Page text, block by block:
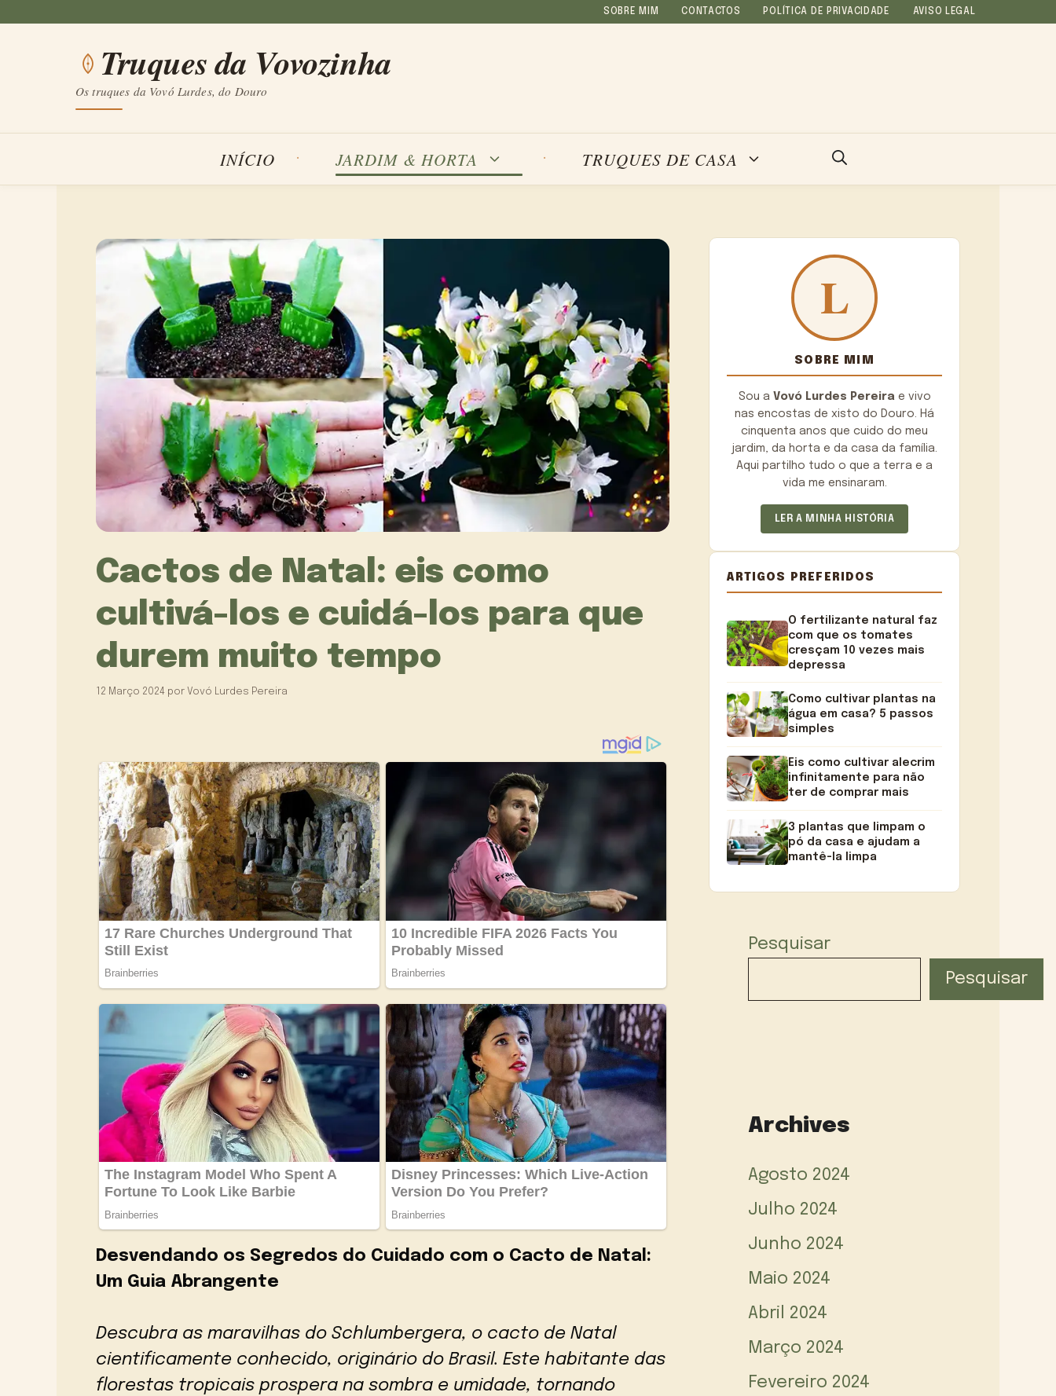
conteúdo
SOBRE MIM CONTACTOS POLÍTICA DE PRIVACIDADE AVISO LEGAL
Truques da Vovozinha
Os truques da Vovó Lurdes, do Douro
INÍCIO JARDIM & HORTA TRUQUES DE CASA
Cactos de Natal: eis como
cultivá-los e cuidá-los para que
durem muito tempo
12 Março 2024 por Vovó Lurdes Pereira
Desvendando os Segredos do Cuidado com o Cacto de Natal:
Um Guia Abrangente
Descubra as maravilhas do Schlumbergera, o cacto de Natal
cientificamente conhecido, originário do Brasil. Este habitante das
florestas tropicais prospera na sombra e umidade, tornando
SOBRE MIM
Sou a Vovó Lurdes Pereirae vivo
nas encostas de xisto do Douro. Há
cinquenta anos que cuido do meu
jardim, da horta e da casa da família.
Aqui partilho tudo o que a terra e a
vida me ensinaram.
LER A MINHA HISTÓRIA
ARTIGOS PREFERIDOS
O fertilizante natural faz
com que os tomates
cresçam 10 vezes mais
depressa
Como cultivar plantas na
água em casa? 5 passos
simples
Eis como cultivar alecrim
infinitamente para não
ter de comprar mais
3 plantas que limpam o
pó da casa e ajudam a
mantê-la limpa
Pesquisar
Pesquisar
Archives
Agosto 2024
Julho 2024
Junho 2024
Maio 2024
Abril 2024
Março 2024
Fevereiro 2024